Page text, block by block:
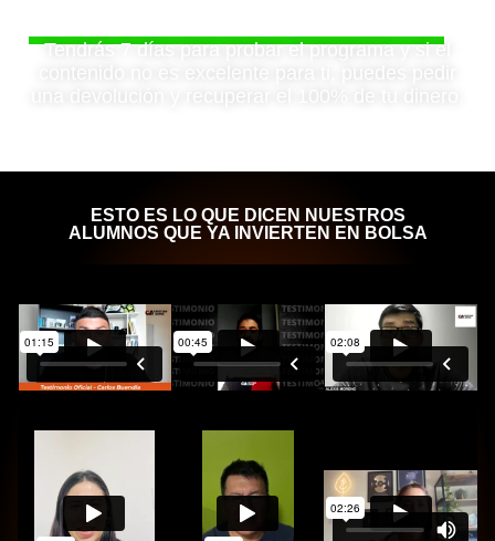
Tendrás 7 días para probar el programa y si el
ESTO ES LO QUE DICEN NUESTROS
ALUMNOS QUE YA INVIERTEN EN BOLSA